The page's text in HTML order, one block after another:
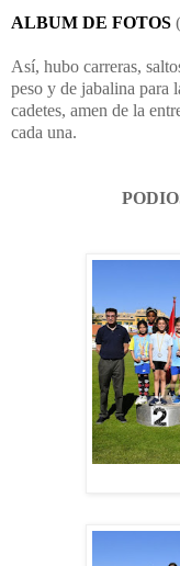
ALBUM DE FOTOS
Así, hubo carreras,
peso y de jabalina para
cadetes, amen de la
cada una.